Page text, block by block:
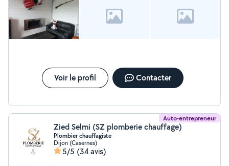
Voir le profil Contacter
Auto-entrepreneur
Zied Selmi (SZ plomberie chauffage)
Plombier chauffagiste
Dijon (Casernes)
5/5 (34 avis)